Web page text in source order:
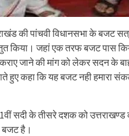
की पांचवी विधानसभा के बजट
जहां एक तरफ बजट पास
जाने की मांग को लेकर सदन के
हुए कहा कि यह बजट नही
सदी के तीसरे दशक को
बजट है।